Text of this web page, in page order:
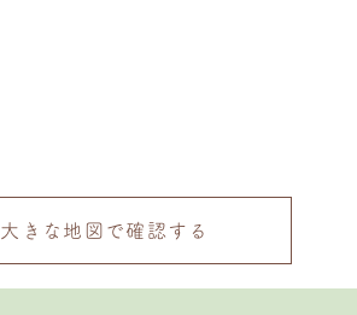
大きな地図で確認する